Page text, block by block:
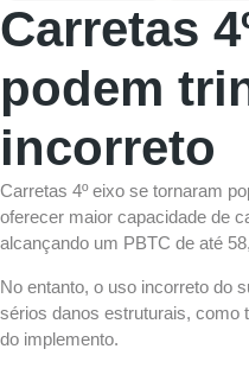
Carretas
podem
incorreto
Carretas 4º eixo se tornaram
oferecer maior capacidade de
alcançando um PBTC de até
No entanto, o uso incorreto do
sérios danos estruturais, como
do implemento.